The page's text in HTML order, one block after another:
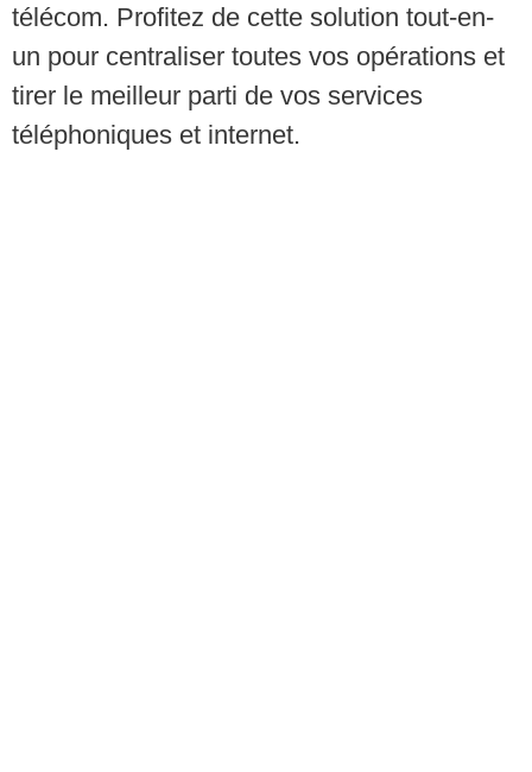
télécom. Profitez de cette solution tout-en-
un pour centraliser toutes vos opérations et
tirer le meilleur parti de vos services
téléphoniques et internet.